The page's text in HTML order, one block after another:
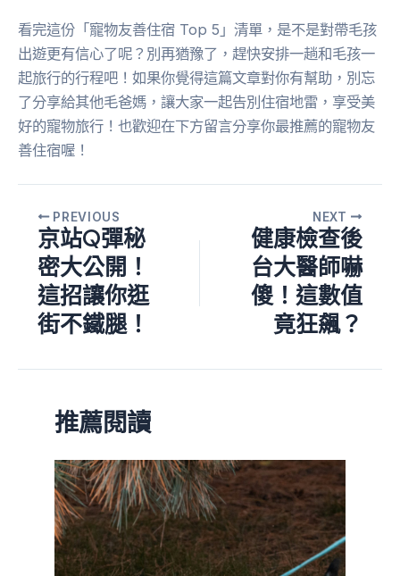
看完這份「寵物友善住宿 Top 5」清單，是不是對帶毛孩
出遊更有信心了呢？別再猶豫了，趕快安排一趟和毛孩一
起旅行的行程吧！如果你覺得這篇文章對你有幫助，別忘
了分享給其他毛爸媽，讓大家一起告別住宿地雷，享受美
好的寵物旅行！也歡迎在下方留言分享你最推薦的寵物友
善住宿喔！
PREVIOUS
京站Q彈秘
密大公開！
這招讓你逛
街不鐵腿！
NEXT
健康檢查後
台大醫師嚇
傻！這數值
竟狂飆？
推薦閱讀